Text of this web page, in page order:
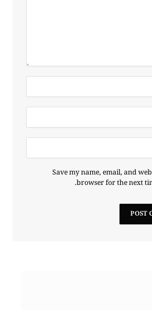
Save my name, email, and
browser for the next